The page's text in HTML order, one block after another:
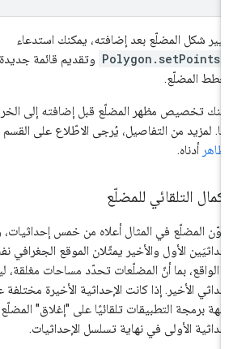
شكل المضلّع بعد إضافته، يمكنك استدعاء
وتقديم قائمة جديدة
المضلّع.
تخصيص مظهر المضلّع قبل إضافته إلى الخريطة
لمزيد من التفاصيل، يُرجى الاطّلاع على القسم
أدناه.
التلقائي للمضلّع
المضلّع في المثال أعلاه من خمس إحداثيات،
الأول والأخير يمثّلان الموقع الجغرافي
الواقع، بما أنّ المضلّعات تحدّد مساحات مغلقة،
الأخير. إذا كانت الإحداثية الأخيرة مختلفة عن
برمجة التطبيقات تلقائيًا على "إغلاق" المضلّع
الأولى في نهاية تسلسل الإحداثيات.